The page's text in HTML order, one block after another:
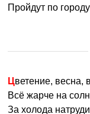
Пройдут по
Цветение,
Всё жарче на
За холода